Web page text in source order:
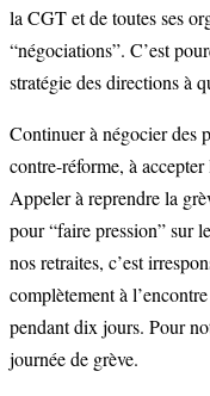
la CGT et de toutes ses
“négociations”. C’est
stratégie des directions à
Continuer à négocier des
contre-réforme, à
Appeler à reprendre la
pour “faire pression” sur
nos retraites, c’est
complètement à
pendant dix jours. Pour
journée de grève.